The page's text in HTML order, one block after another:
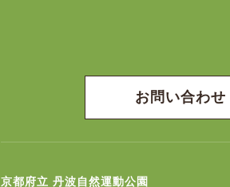
お問い合わせ
京都府立 丹波自然運動公園